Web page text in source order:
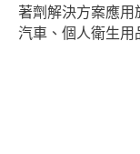
著劑解決方案應用
汽車、個人衛生用